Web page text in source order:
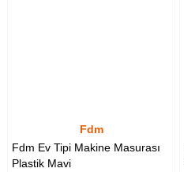
Fdm
Fdm Ev Tipi Makine Masurası
Plastik Mavi